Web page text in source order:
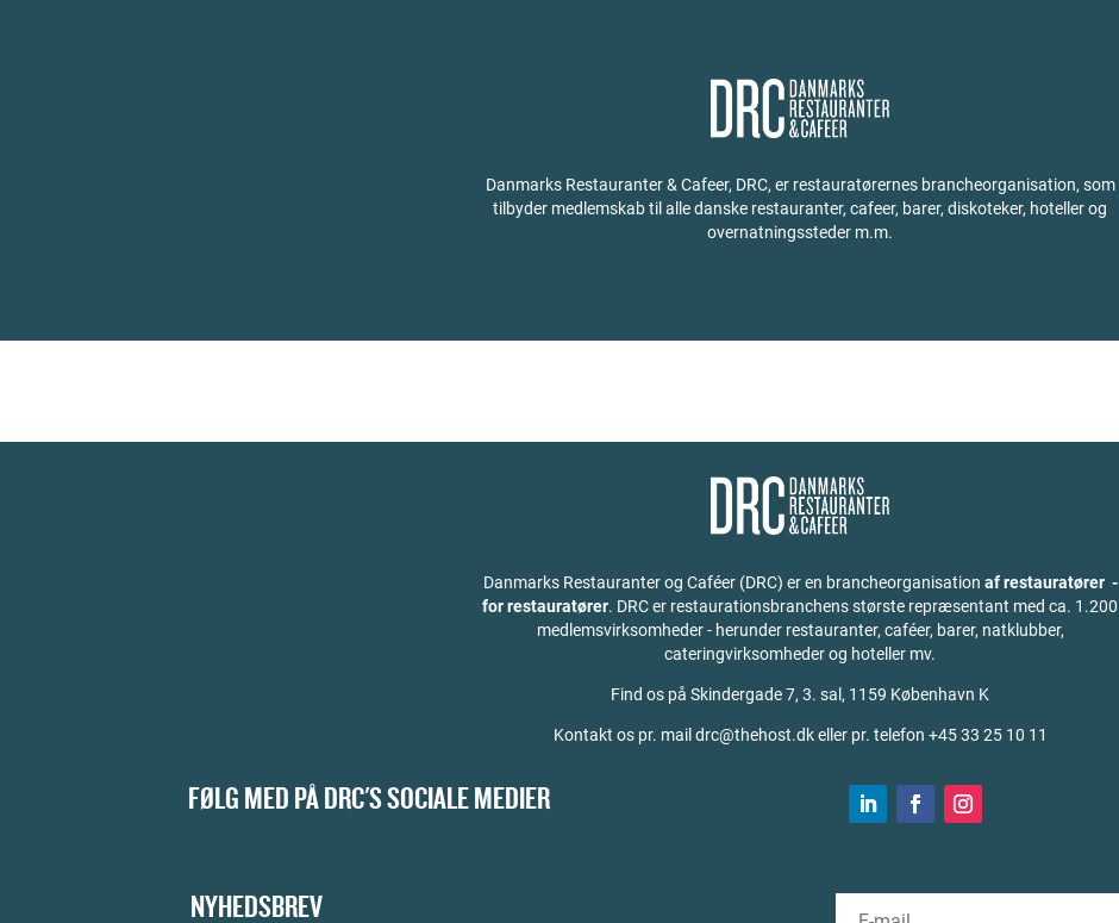
Danmarks Restauranter & Cafeer, DRC, er restauratørernes brancheorganisation, som
tilbyder medlemskab til alle danske restauranter, cafeer, barer, diskoteker, hoteller og
overnatningssteder m.m.
Danmarks Restauranter og Caféer (DRC) er en brancheorganisation af restauratører -
for restauratører. DRC er restaurationsbranchens største repræsentant med ca. 1.200
medlemsvirksomheder - herunder restauranter, caféer, barer, natklubber,
cateringvirksomheder og hoteller mv.
Find os på Skindergade 7, 3. sal, 1159 København K
Kontakt os pr. mail drc@thehost.dk eller pr. telefon +45 33 25 10 11
FØLG MED PÅ DRC'S SOCIALE MEDIER
NYHEDSBREV